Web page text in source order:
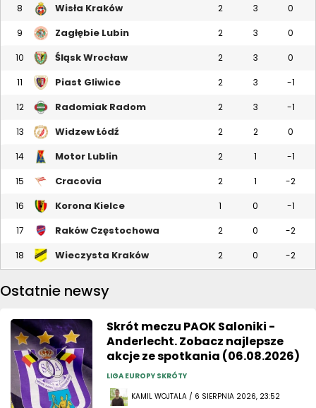
8 Wisła Kraków 2 3 0
9 Zagłębie Lubin 2 3 0
10 Śląsk Wrocław 2 3 0
11 Piast Gliwice 2 3 -1
12 Radomiak Radom 2 3 -1
13 Widzew Łódź 2 2 0
14 Motor Lublin 2 1 -1
15 Cracovia 2 1 -2
16 Korona Kielce 1 0 -1
17 Raków Częstochowa 2 0 -2
18 Wieczysta Kraków 2 0 -2
Ostatnie newsy
Skrót meczu PAOK Saloniki -
Anderlecht. Zobacz najlepsze
akcje ze spotkania (06.08.2026)
LIGA EUROPY SKRÓTY
KAMIL WOJTALA / 6 SIERPNIA 2026, 23:52